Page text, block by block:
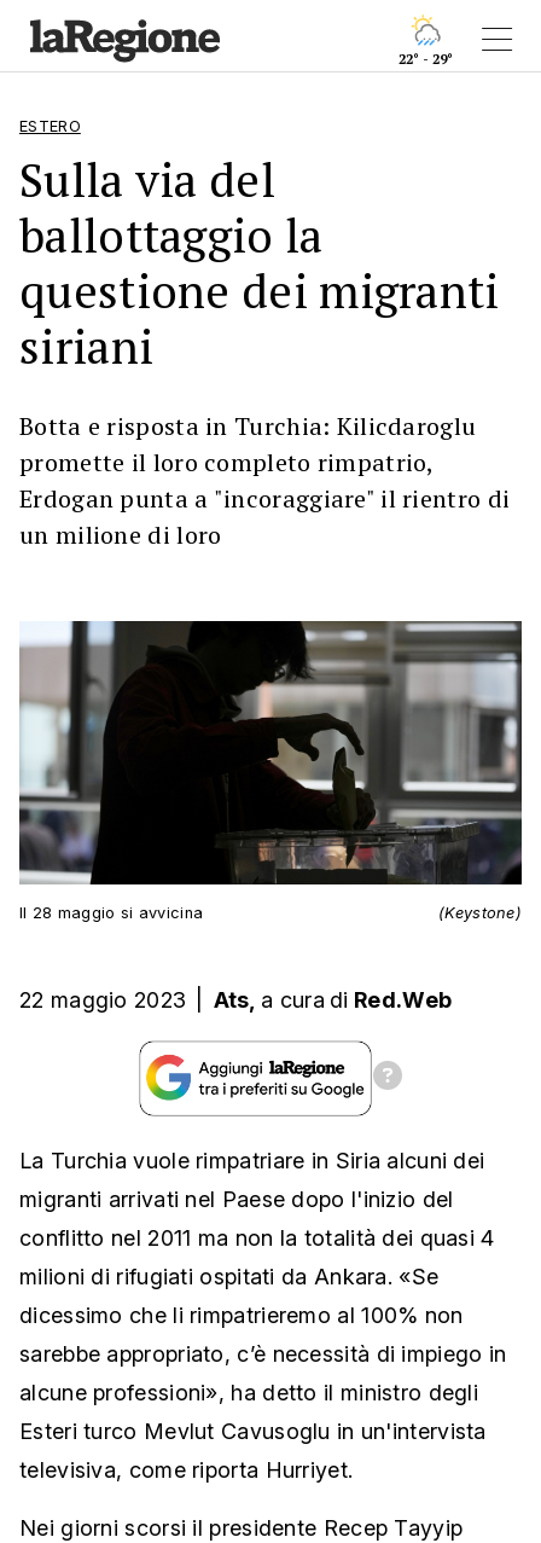
22° - 29°
ESTERO
Sulla via del
ballottaggio la
questione dei migranti
siriani
Botta e risposta in Turchia: Kilicdaroglu
promette il loro completo rimpatrio,
Erdogan punta a "incoraggiare" il rientro di
un milione di loro
Il 28 maggio si avvicina (Keystone)
22 maggio 2023 Ats, a cura di Red.Web
La Turchia vuole rimpatriare in Siria alcuni dei
migranti arrivati nel Paese dopo l'inizio del
conflitto nel 2011 ma non la totalità dei quasi 4
milioni di rifugiati ospitati da Ankara. «Se
dicessimo che li rimpatrieremo al 100% non
sarebbe appropriato, c’è necessità di impiego in
alcune professioni», ha detto il ministro degli
Esteri turco Mevlut Cavusoglu in un'intervista
televisiva, come riporta Hurriyet.
Nei giorni scorsi il presidente Recep Tayyip